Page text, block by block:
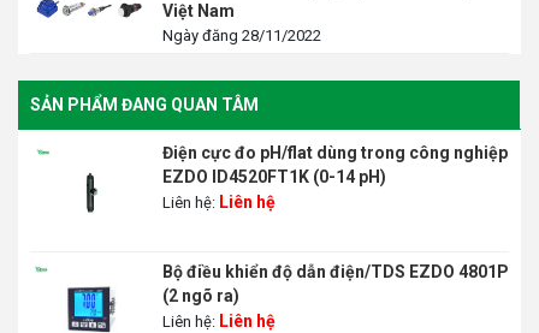
Việt Nam
Ngày đăng 28/11/2022
SẢN PHẨM ĐANG QUAN TÂM
Điện cực đo pH/flat dùng trong công nghiệp
EZDO ID4520FT1K (0-14 pH)
Liên hệ: Liên hệ
Bộ điều khiển độ dẫn điện/TDS EZDO 4801P
(2 ngõ ra)
Liên hệ: Liên hệ